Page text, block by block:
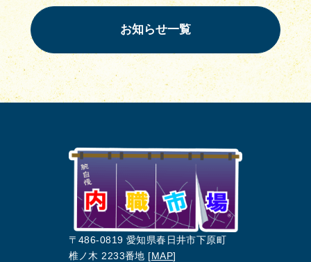
お知らせ一覧
〒486-0819 愛知県春日井市下原町
椎ノ木 2233番地 [MAP]